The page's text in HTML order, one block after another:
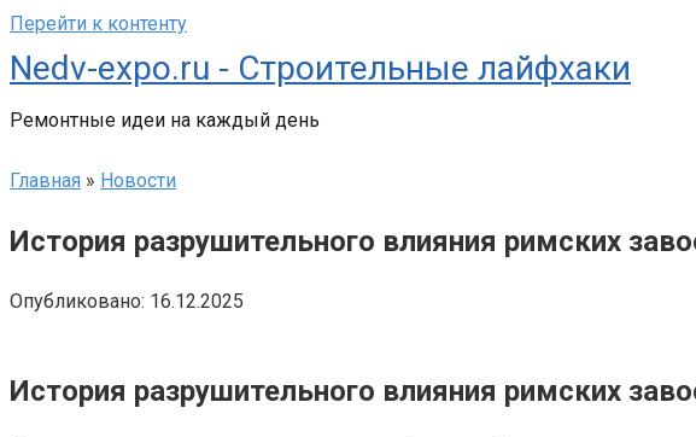
Перейти к контенту
Nedv-expo.ru - Строительные лайфхаки
Ремонтные идеи на каждый день
Главная » Новости
История разрушительного влияния римских
Опубликовано: 16.12.2025
История разрушительного влияния римских